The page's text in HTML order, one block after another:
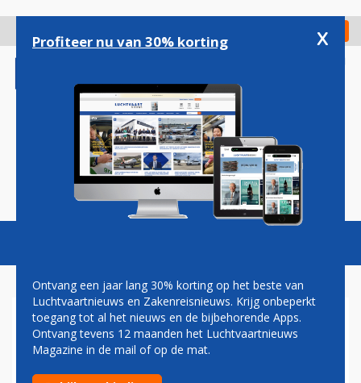
gaan
Check in
Magazine Podcasts Vacatures
JAN COCHERET: BLUE
MONDAY
Profiteer nu van 30% korting x
Ontvang een jaar lang 30% korting op het beste van
Luchtvaartnieuws en Zakenreisnieuws. Krijg onbeperkt
toegang tot al het nieuws en de bijbehorende Apps.
Ontvang tevens 12 maanden het Luchtvaartnieuws
Magazine in de mail of op de mat.